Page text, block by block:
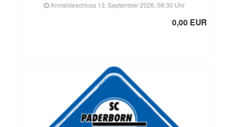
Anmeldeschluss 13. September 2026, 08:30 Uhr
0,00 EUR